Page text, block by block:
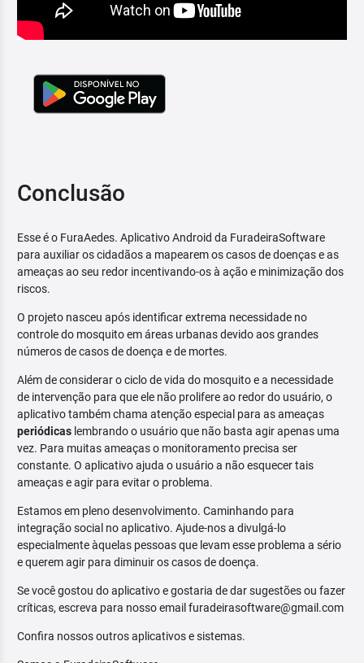
Conclusão
Esse é o FuraAedes. Aplicativo Android da FuradeiraSoftware
para auxiliar os cidadãos a mapearem os casos de doenças e as
ameaças ao seu redor incentivando-os à ação e minimização dos
riscos.
O projeto nasceu após identificar extrema necessidade no
controle do mosquito em áreas urbanas devido aos grandes
números de casos de doença e de mortes.
Além de considerar o ciclo de vida do mosquito e a necessidade
de intervenção para que ele não prolifere ao redor do usuário, o
aplicativo também chama atenção especial para as ameaças
periódicas lembrando o usuário que não basta agir apenas uma
vez. Para muitas ameaças o monitoramento precisa ser
constante. O aplicativo ajuda o usuário a não esquecer tais
ameaças e agir para evitar o problema.
Estamos em pleno desenvolvimento. Caminhando para
integração social no aplicativo. Ajude-nos a divulgá-lo
especialmente àquelas pessoas que levam esse problema a sério
e querem agir para diminuir os casos de doença.
Se você gostou do aplicativo e gostaria de dar sugestões ou fazer
críticas, escreva para nosso email furadeirasoftware@gmail.com
Confira nossos outros aplicativos e sistemas.